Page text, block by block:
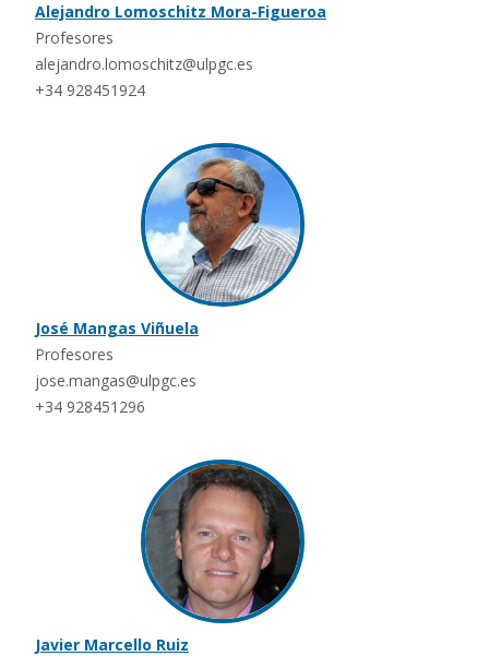
Alejandro Lomoschitz Mora-Figueroa
Profesores
alejandro.lomoschitz@ulpgc.es
+34 928451924
José Mangas Viñuela
Profesores
jose.mangas@ulpgc.es
+34 928451296
Javier Marcello Ruiz